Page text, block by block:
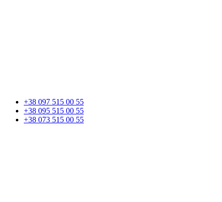
+38 097 515 00 55
+38 095 515 00 55
+38 073 515 00 55